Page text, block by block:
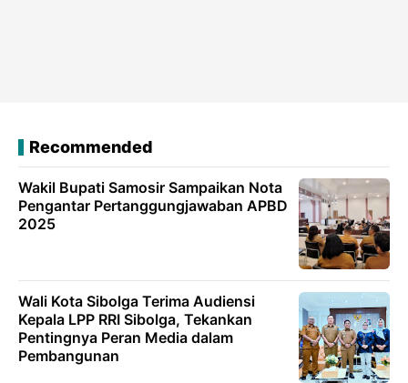
Recommended
Wakil Bupati Samosir Sampaikan Nota
Pengantar Pertanggungjawaban APBD
2025
Wali Kota Sibolga Terima Audiensi
Kepala LPP RRI Sibolga, Tekankan
Pentingnya Peran Media dalam
Pembangunan